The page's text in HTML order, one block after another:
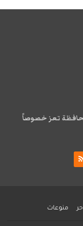
محافظة تعز خصوصاً
منوعات